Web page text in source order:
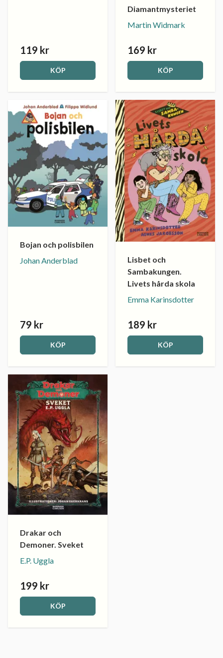
119 kr
KÖP
Diamantmysteriet
Martin Widmark
169 kr
KÖP
Bojan och polisbilen
Johan Anderblad
79 kr
KÖP
Lisbet och
Sambakungen.
Livets hårda skola
Emma Karinsdotter
189 kr
KÖP
Drakar och
Demoner. Sveket
E.P. Uggla
199 kr
KÖP